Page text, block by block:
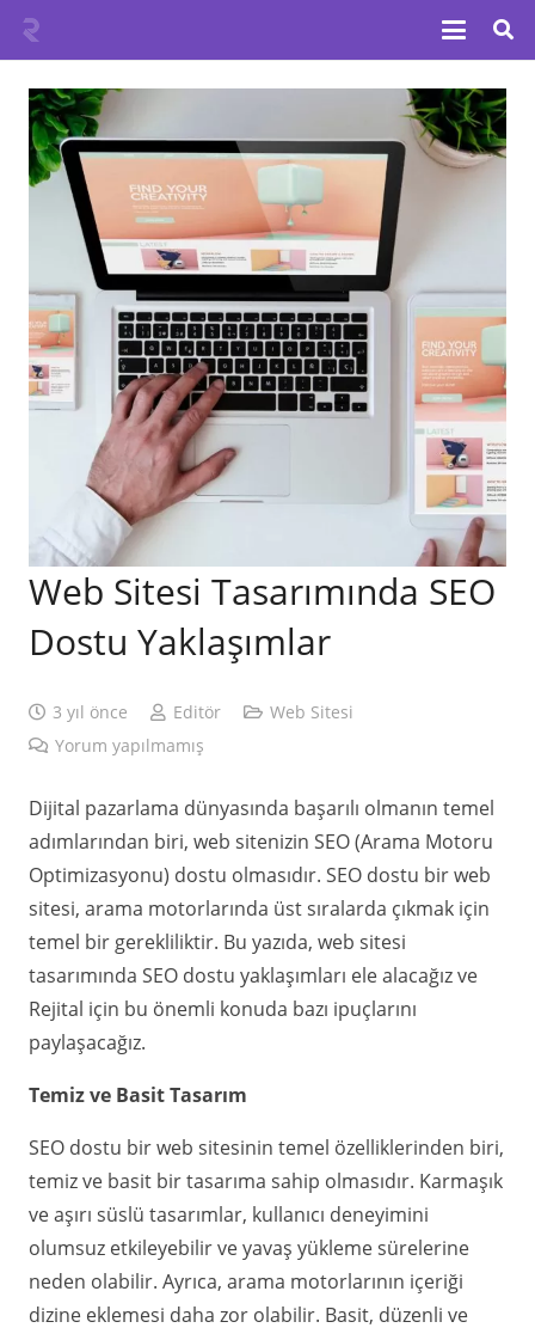
Web Sitesi Tasarımında SEO
Dostu Yaklaşımlar
3 yıl önce Editör
Web Sitesi
Yorum yapılmamış
Dijital pazarlama dünyasında başarılı olmanın temel
adımlarından biri, web sitenizin SEO (Arama Motoru
Optimizasyonu) dostu olmasıdır. SEO dostu bir web
sitesi, arama motorlarında üst sıralarda çıkmak için
temel bir gerekliliktir. Bu yazıda, web sitesi
tasarımında SEO dostu yaklaşımları ele alacağız ve
Rejital için bu önemli konuda bazı ipuçlarını
paylaşacağız.
Temiz ve Basit Tasarım
SEO dostu bir web sitesinin temel özelliklerinden biri,
temiz ve basit bir tasarıma sahip olmasıdır. Karmaşık
ve aşırı süslü tasarımlar, kullanıcı deneyimini
olumsuz etkileyebilir ve yavaş yükleme sürelerine
neden olabilir. Ayrıca, arama motorlarının içeriği
dizine eklemesi daha zor olabilir. Basit, düzenli ve